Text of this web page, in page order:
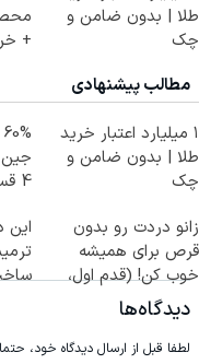
طلا | بدون ضامن و
چک
+
مطالب پیشنهادی
۱ میلیارد اعتبار خرید
طلا | بدون ضامن و
چک
4 قسط
زانو دردت رو بدون
قرص برای همیشه
خوب کن! (قدم اول،
پرسش‌نامه)
این
دیدگاه‌ها
لطفا قبل از ارسال دیدگاه خود، حتما